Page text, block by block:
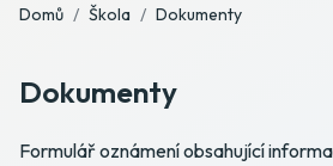
Domů Škola Dokumenty
Dokumenty
Formulář oznámení obsahující